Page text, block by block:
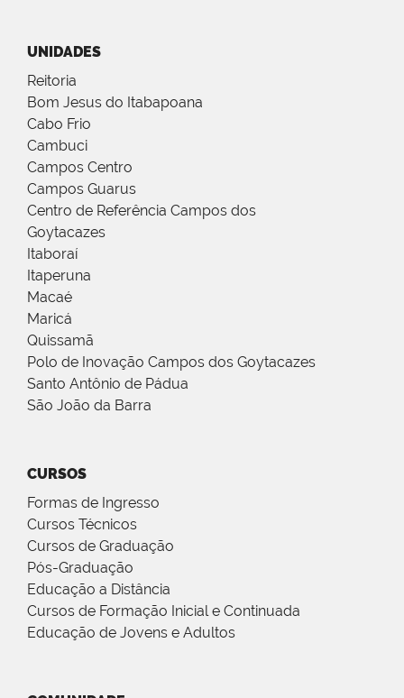
UNIDADES
Reitoria
Bom Jesus do Itabapoana
Cabo Frio
Cambuci
Campos Centro
Campos Guarus
Centro de Referência Campos dos
Goytacazes
Itaboraí
Itaperuna
Macaé
Maricá
Quissamã
Polo de Inovação Campos dos Goytacazes
Santo Antônio de Pádua
São João da Barra
CURSOS
Formas de Ingresso
Cursos Técnicos
Cursos de Graduação
Pós-Graduação
Educação a Distância
Cursos de Formação Inicial e Continuada
Educação de Jovens e Adultos